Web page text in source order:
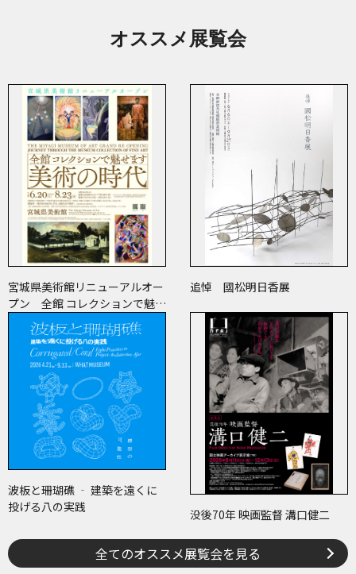
オススメ展覧会
宮城県美術館リニューアルオー
プン 全館 コレクションで魅せ
ます 美術の時代
追悼 國松明日香展
波板と珊瑚礁 ‐ 建築を遠くに
投げる八の実践
没後70年 映画監督 溝口健二
全てのオススメ展覧会を見る